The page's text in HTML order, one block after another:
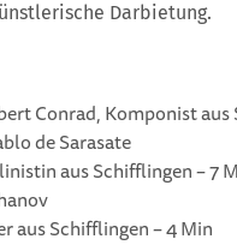
Darbietung.
Conrad, Komponist aus
de Sarasate
aus Schifflingen – 7
aus Schifflingen – 4 Min